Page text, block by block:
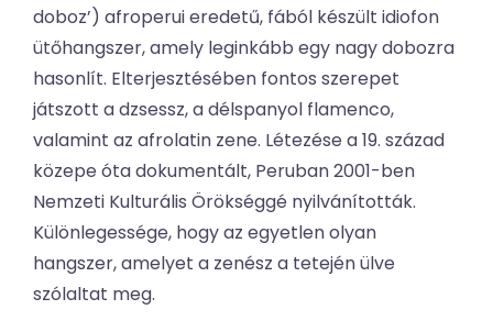
doboz’) afroperui eredetű, fából készült idiofon
ütőhangszer, amely leginkább egy nagy dobozra
hasonlít. Elterjesztésében fontos szerepet
játszott a dzsessz, a délspanyol flamenco,
valamint az afrolatin zene. Létezése a 19. század
közepe óta dokumentált, Peruban 2001-ben
Nemzeti Kulturális Örökséggé nyilvánították.
Különlegessége, hogy az egyetlen olyan
hangszer, amelyet a zenész a tetején ülve
szólaltat meg.